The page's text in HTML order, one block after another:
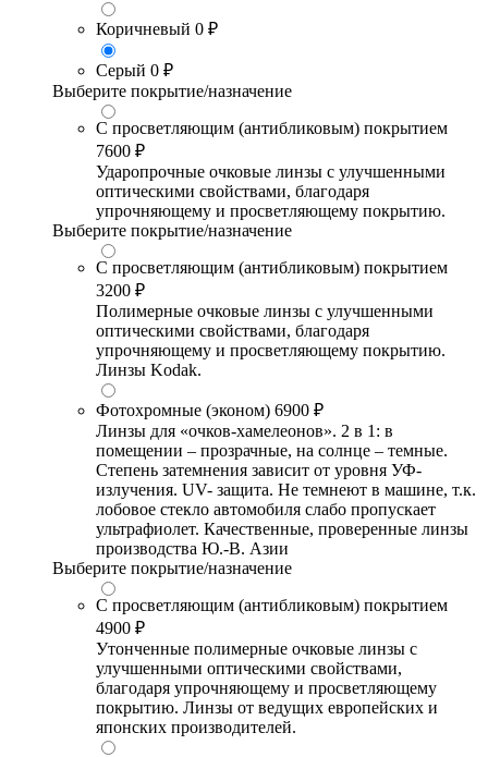
Коричневый 0 ₽
Серый 0 ₽
Выберите покрытие/назначение
С просветляющим (антибликовым) покрытием
7600 ₽
Ударопрочные очковые линзы с улучшенными
оптическими свойствами, благодаря
упрочняющему и просветляющему покрытию.
Выберите покрытие/назначение
С просветляющим (антибликовым) покрытием
3200 ₽
Полимерные очковые линзы с улучшенными
оптическими свойствами, благодаря
упрочняющему и просветляющему покрытию.
Линзы Kodak.
Фотохромные (эконом) 6900 ₽
Линзы для «очков-хамелеонов». 2 в 1: в
помещении – прозрачные, на солнце – темные.
Степень затемнения зависит от уровня УФ-
излучения. UV- защита. Не темнеют в машине, т.к.
лобовое стекло автомобиля слабо пропускает
ультрафиолет. Качественные, проверенные линзы
производства Ю.-В. Азии
Выберите покрытие/назначение
С просветляющим (антибликовым) покрытием
4900 ₽
Утонченные полимерные очковые линзы с
улучшенными оптическими свойствами,
благодаря упрочняющему и просветляющему
покрытию. Линзы от ведущих европейских и
японских производителей.